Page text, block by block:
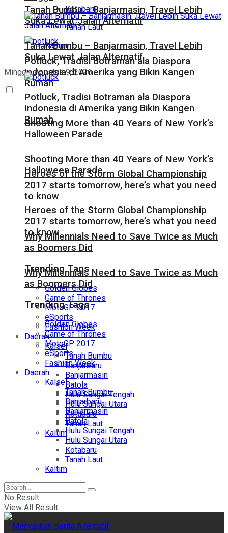
Kotabaru
Tanah Laut
Kaltim
Minggu, Agustus 9, 2026
Tanah Bumbu – Banjarmasin, Travel Lebih
Suka Lewat Jalan Alternatif
Potluck, Tradisi Botraman ala Diaspora
Indonesia di Amerika yang Bikin Kangen
Rumah
Shooting More than 40 Years of New York’s
Halloween Parade
Heroes of the Storm Global Championship
2017 starts tomorrow, here’s what you need
to know
Why Millennials Need to Save Twice as Much
as Boomers Did
Trending Tags
Golden Globes
Game of Thrones
MotoGP 2017
eSports
Fashion Week
Daerah
Kalsel
Tanah Bumbu
Banjarbaru
Banjarmasin
Batola
Hulu Sungai Tengah
Hulu Sungai Utara
Kotabaru
Tanah Laut
Kaltim
Tanah Bumbu – Banjarmasin, Travel Lebih
Suka Lewat Jalan Alternatif
Potluck, Tradisi Botraman ala Diaspora
Indonesia di Amerika yang Bikin Kangen
Rumah
Shooting More than 40 Years of New York’s
Halloween Parade
Heroes of the Storm Global Championship
2017 starts tomorrow, here’s what you need
to know
Why Millennials Need to Save Twice as Much
as Boomers Did
Trending Tags
Golden Globes
Game of Thrones
MotoGP 2017
eSports
Fashion Week
Daerah
Kalsel
Tanah Bumbu
Banjarbaru
Banjarmasin
Batola
Hulu Sungai Tengah
Hulu Sungai Utara
Kotabaru
Tanah Laut
Kaltim
No Result
View All Result